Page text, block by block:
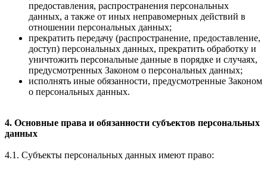
предоставления, распространения персональных
данных, а также от иных неправомерных действий в
отношении персональных данных;
прекратить передачу (распространение, предоставление,
доступ) персональных данных, прекратить обработку и
уничтожить персональные данные в порядке и случаях,
предусмотренных Законом о персональных данных;
исполнять иные обязанности, предусмотренные Законом
о персональных данных.
4. Основные права и обязанности субъектов персональных
данных
4.1. Субъекты персональных данных имеют право: